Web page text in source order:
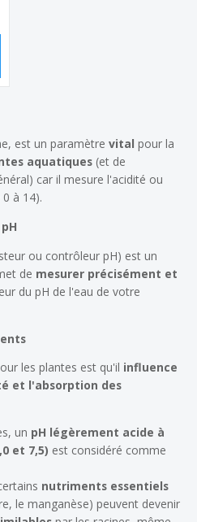
est un paramètre vital pour la
aquatiques (et de
car il mesure l'acidité ou
à 14).
ou contrôleur pH) est un
de mesurer précisément et
du pH de l'eau de votre
les plantes est qu'il influence
et l'absorption des
un pH légèrement acide à
et 7,5) est considéré comme
nutriments essentiels
le manganèse) peuvent devenir